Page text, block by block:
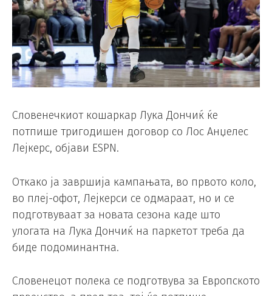
Словенечкиот кошаркар Лука Дончиќ ќе
потпише тригодишен договор со Лос Анџелес
Лејкерс, објави ESPN.
Откако ја завршија кампањата, во првото коло,
во плеј-офот, Лејкерси се одмараат, но и се
подготвуваат за новата сезона каде што
улогата на Лука Дончиќ на паркетот треба да
биде подоминантна.
Словенецот полека се подготвува за Европското